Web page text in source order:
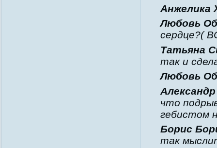
Анжелика
Любовь
сердце?(
Татьяна
так и
Любовь
что
гебистом
Борис
так